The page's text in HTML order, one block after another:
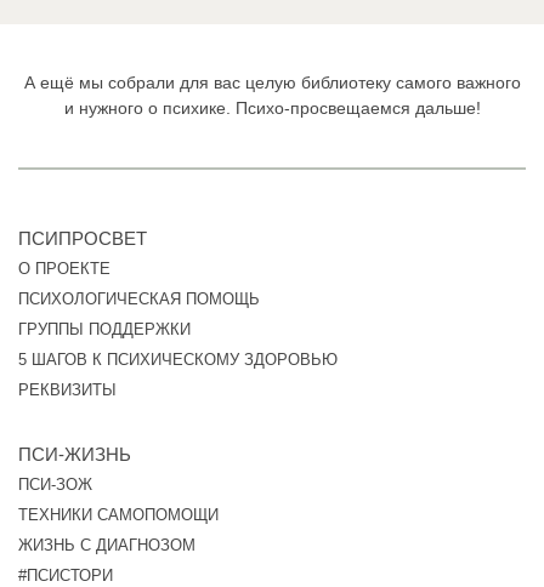
А ещё мы собрали для вас целую библиотеку самого важного
и нужного о психике. Психо-просвещаемся дальше!
ПСИПРОСВЕТ
О ПРОЕКТЕ
ПСИХОЛОГИЧЕСКАЯ ПОМОЩЬ
ГРУППЫ ПОДДЕРЖКИ
5 ШАГОВ К ПСИХИЧЕСКОМУ ЗДОРОВЬЮ
РЕКВИЗИТЫ
ПСИ-ЖИЗНЬ
ПСИ-ЗОЖ
ТЕХНИКИ САМОПОМОЩИ
ЖИЗНЬ С ДИАГНОЗОМ
#ПСИСТОРИ